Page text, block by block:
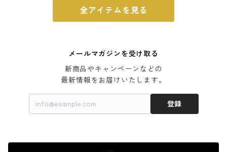
全アイテムを見る
メールマガジンを受け取る
新商品やキャンペーンなどの
最新情報をお届けいたします。
登録